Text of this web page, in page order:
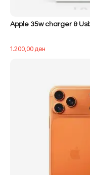
Apple 35w charger &
1.200,00ден